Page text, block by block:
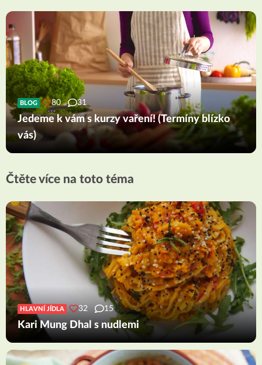
BLOG 80 31
Jedeme k vám s kurzy vaření! (Termíny blízko
vás)
Čtěte více na toto téma
HLAVNÍ JÍDLA 32 15
Kari Mung Dhal s nudlemi